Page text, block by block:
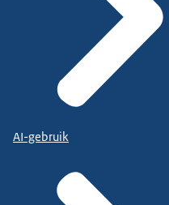
AI-gebruik